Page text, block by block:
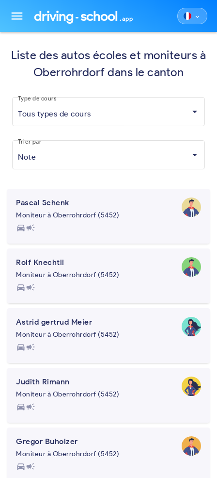
menu driving school .app keyboard_arrow_down
Liste des autos écoles et moniteurs à
Oberrohrdorf dans le canton
Tous types de cours
Type de cours
Note
Trier par
Pascal Schenk
Moniteur à Oberrohrdorf (5452)
directions_carcampaign
Rolf Knechtli
Moniteur à Oberrohrdorf (5452)
directions_carcampaign
Astrid gertrud Meier
Moniteur à Oberrohrdorf (5452)
directions_carcampaign
Judith Rimann
Moniteur à Oberrohrdorf (5452)
directions_carcampaign
Gregor Buholzer
Moniteur à Oberrohrdorf (5452)
directions_carcampaign